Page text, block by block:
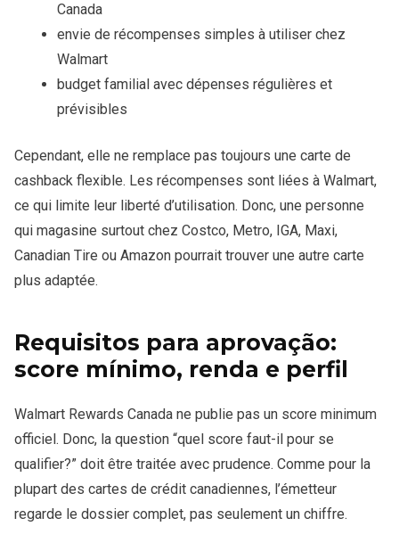
Canada
envie de récompenses simples à utiliser chez
Walmart
budget familial avec dépenses régulières et
prévisibles
Cependant, elle ne remplace pas toujours une carte de
cashback flexible. Les récompenses sont liées à Walmart,
ce qui limite leur liberté d’utilisation. Donc, une personne
qui magasine surtout chez Costco, Metro, IGA, Maxi,
Canadian Tire ou Amazon pourrait trouver une autre carte
plus adaptée.
Requisitos para aprovação:
score mínimo, renda e perfil
Walmart Rewards Canada ne publie pas un score minimum
officiel. Donc, la question “quel score faut-il pour se
qualifier?” doit être traitée avec prudence. Comme pour la
plupart des cartes de crédit canadiennes, l’émetteur
regarde le dossier complet, pas seulement un chiffre.